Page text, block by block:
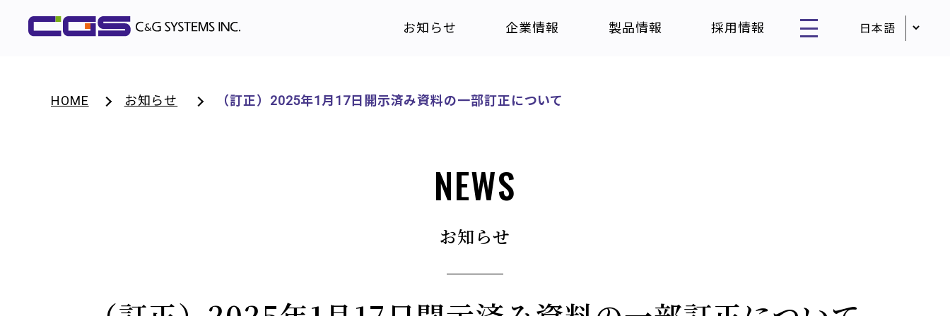
お知らせ 企業情報 製品情報 採用情報
HOME お知らせ （訂正）2025年1月17日開示済み資料の一部訂正について
NEWS
お知らせ